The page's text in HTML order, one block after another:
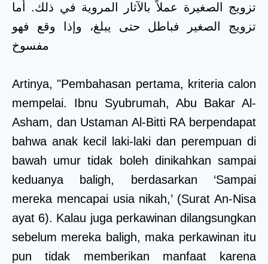
تزويج الصغيرة عملاً بالآثار المروية في ذلك. أما
تزويج الصغير فباطل حتى يبلغ، وإذا وقع فهو
مفسوخ
Artinya, "Pembahasan pertama, kriteria calon
mempelai. Ibnu Syubrumah, Abu Bakar Al-
Asham, dan Ustaman Al-Bitti RA berpendapat
bahwa anak kecil laki-laki dan perempuan di
bawah umur tidak boleh dinikahkan sampai
keduanya baligh, berdasarkan ‘Sampai
mereka mencapai usia nikah,’ (Surat An-Nisa
ayat 6). Kalau juga perkawinan dilangsungkan
sebelum mereka baligh, maka perkawinan itu
pun tidak memberikan manfaat karena